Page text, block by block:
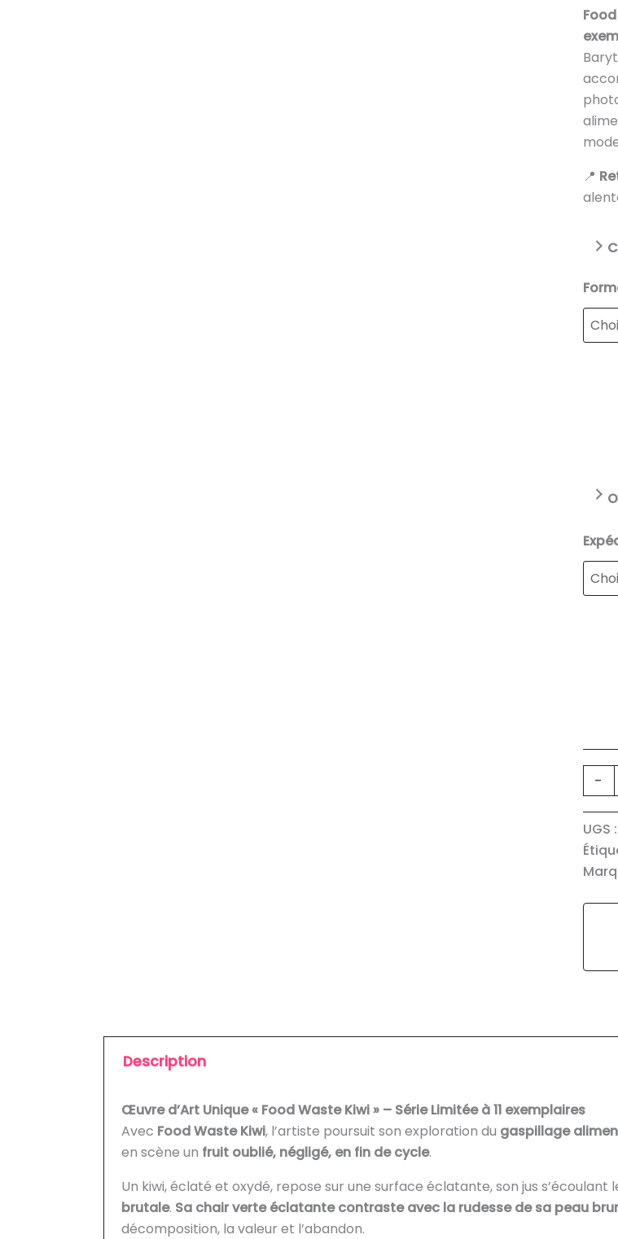
📍
-
de
KIWI
UGS :
Description
Œuvre d’Art Unique « Food Waste Kiwi » – Série Limitée à 11 exemplaires
Avec Food Waste Kiwi, l’artiste poursuit son exploration du gaspillage
en scène un fruit oublié, négligé, en fin de cycle.
Un kiwi, éclaté et oxydé, repose sur une surface éclatante, son jus s’écoulant
brutale. Sa chair verte éclatante contraste avec la rudesse de sa peau
décomposition, la valeur et l’abandon.